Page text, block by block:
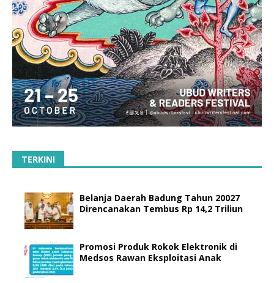
TERKINI
Belanja Daerah Badung Tahun 20027
Direncanakan Tembus Rp 14,2 Triliun
Promosi Produk Rokok Elektronik di
Medsos Rawan Eksploitasi Anak